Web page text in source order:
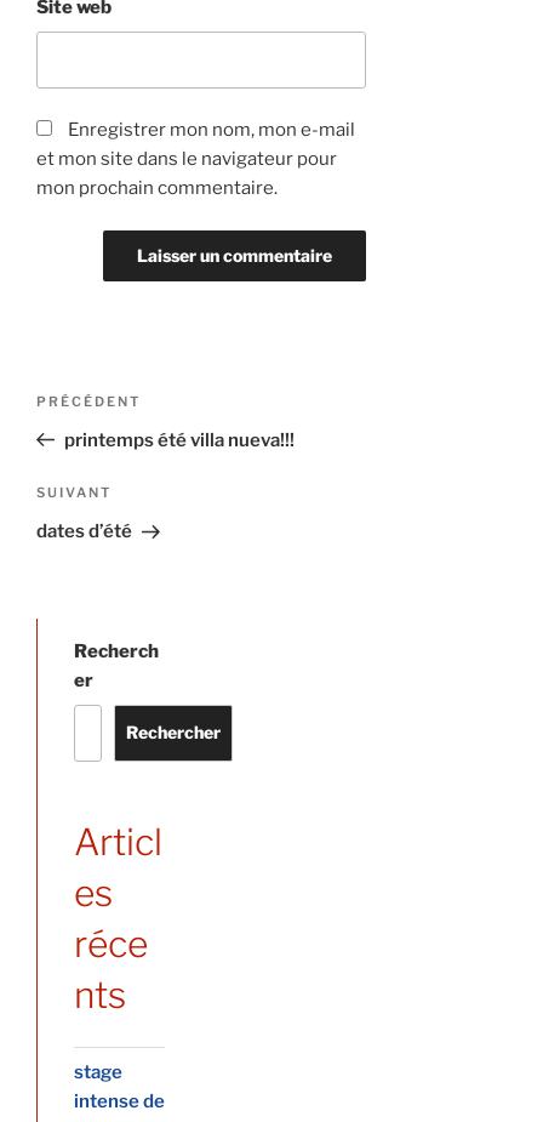
Site web
Enregistrer mon nom, mon e-mail
et mon site dans le navigateur pour
mon prochain commentaire.
Navigation
de
l’article
Article
précédent
PRÉCÉDENT
printemps été villa nueva!!!
Article
suivant
SUIVANT
dates d’été
Recherch
er
Rechercher
Articl
es
réce
nts
stage
intense de